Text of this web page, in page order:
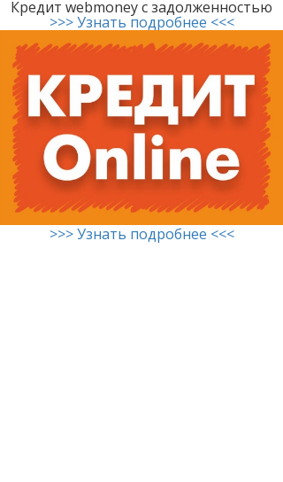
Кредит webmoney с задолженностью
>>> Узнать подробнее <<<
>>> Узнать подробнее <<<